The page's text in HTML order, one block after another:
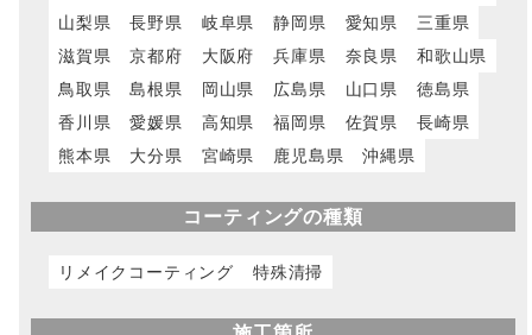
山梨県
長野県 岐阜県 静岡県 愛知県
三重県
滋賀県
京都府 大阪府 兵庫県 奈良県
和歌山県
鳥取県
島根県 岡山県 広島県 山口県
徳島県
香川県
愛媛県 高知県 福岡県 佐賀県
長崎県
熊本県
大分県 宮崎県 鹿児島県 沖縄県
コーティングの種類
リメイクコーティング 特殊清掃